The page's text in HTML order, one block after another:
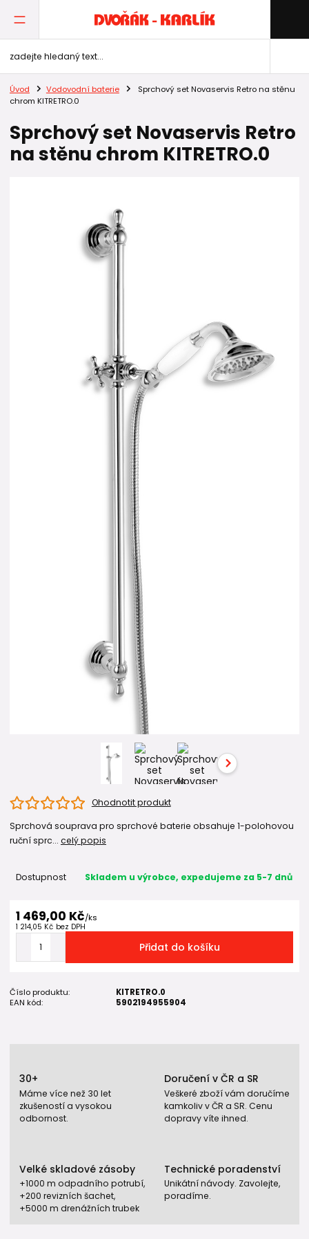
Úvod Vodovodní baterie
Sprchový set Novaservis Retro na stěnu
chrom KITRETRO.0
Sprchový set Novaservis Retro
na stěnu chrom KITRETRO.0
Ohodnotit produkt
Sprchová souprava pro sprchové baterie obsahuje 1-polohovou
ruční sprc... celý popis
Dostupnost Skladem u výrobce, expedujeme za 5-7 dnů
1 469,00 Kč/ks
1 214,05 Kč bez DPH
Přidat do košíku
Číslo produktu:
KITRETRO.0
EAN kód:
5902194955904
30+
Máme více než 30 let
zkušeností a vysokou
odbornost.
Doručení v ČR a SR
Veškeré zboží vám doručíme
kamkoliv v ČR a SR. Cenu
dopravy víte ihned.
Velké skladové zásoby
+1000 m odpadního potrubí,
+200 revizních šachet,
+5000 m drenážních trubek
Technické poradenství
Unikátní návody. Zavolejte,
poradíme.